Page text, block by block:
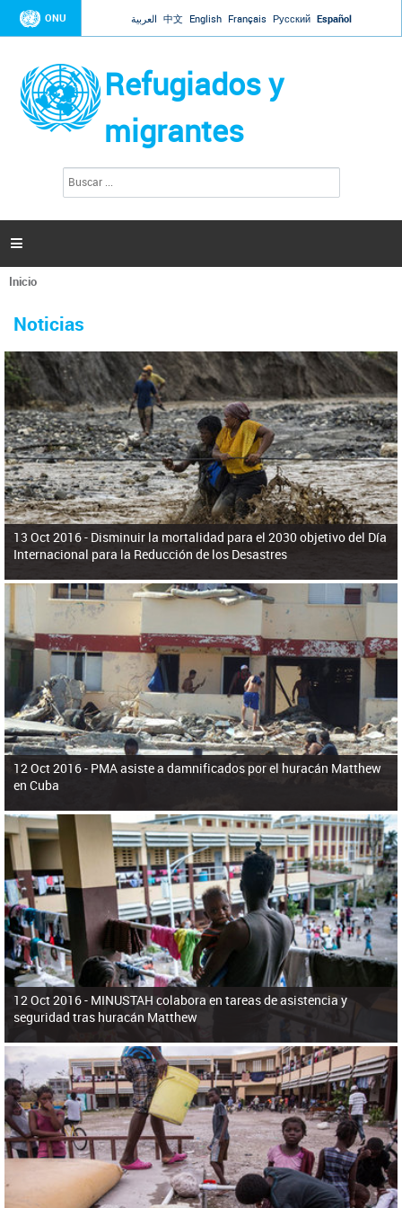
Jump to navigation
ONU العربية 中文 English Français Русский Español
Refugiados y
migrantes
l
d
e
b
ú
s
q
u
e
d
a
s

Se
usted
aquí
Inicio
Noticias
reforzar la ayuda humanitaria en Venezuela
El Secretario General ha respondido a la carta enviada por el presidente de la
Asamblea Nacional de Venezuela solicitando a Naciones Unidas que aumente
la ayuda humanitaria. Guerres ha reiterado que la ONU está lista para hacerlo,
pero necesita el consentimiento y la colaboración del Gobierno.
13 Oct 2016 - Disminuir la mortalidad para el 2030 objetivo del Día
Internacional para la Reducción de los Desastres
12 Oct 2016 - PMA asiste a damnificados por el huracán Matthew
en Cuba
12 Oct 2016 - MINUSTAH colabora en tareas de asistencia y
seguridad tras huracán Matthew